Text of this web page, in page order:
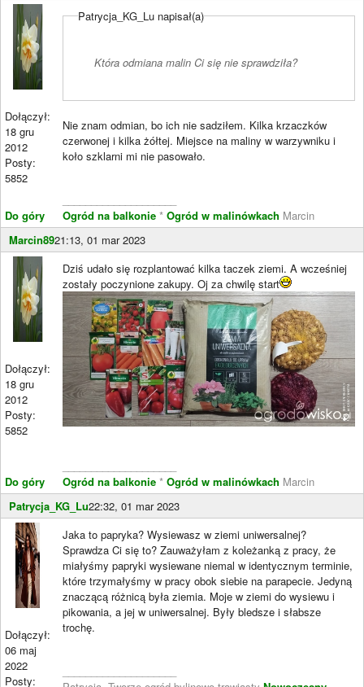
Dołączył:
18 gru
2012
Posty:
5852
Do góry
Patrycja_KG_Lu napisał(a)
Która odmiana malin Ci się nie sprawdziła?
Nie znam odmian, bo ich nie sadziłem. Kilka krzaczków
czerwonej i kilka żółtej. Miejsce na maliny w warzywniku i
koło szklarni mi nie pasowało.
Ogród na balkonie * Ogród w malinówkach Marcin
Marcin8921:13, 01 mar 2023
Dołączył:
18 gru
2012
Posty:
5852
Do góry
Dziś udało się rozplantować kilka taczek ziemi. A wcześniej
zostały poczynione zakupy. Oj za chwilę start
Ogród na balkonie * Ogród w malinówkach Marcin
Patrycja_KG_Lu22:32, 01 mar 2023
Dołączył:
06 maj
2022
Posty:
Jaka to papryka? Wysiewasz w ziemi uniwersalnej?
Sprawdza Ci się to? Zauważyłam z koleżanką z pracy, że
miałyśmy papryki wysiewane niemal w identycznym terminie,
które trzymałyśmy w pracy obok siebie na parapecie. Jedyną
znaczącą różnicą była ziemia. Moje w ziemi do wysiewu i
pikowania, a jej w uniwersalnej. Były bledsze i słabsze
trochę.